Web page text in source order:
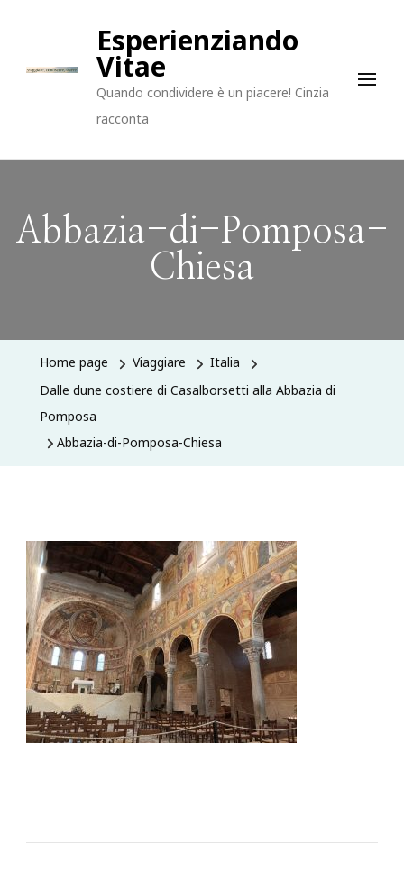
Esperienziando
Vitae
Quando condividere è un piacere! Cinzia
racconta
Abbazia-di-Pomposa-
Chiesa
Home page Viaggiare
Italia
Dalle dune costiere di Casalborsetti alla Abbazia di
Pomposa
Abbazia-di-Pomposa-Chiesa